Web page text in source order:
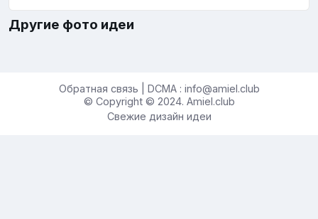
Другие фото идеи
Обратная связь | DCMA : info@amiel.club
© Copyright © 2024. Amiel.club
Свежие дизайн идеи